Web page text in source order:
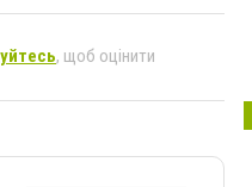
, щоб оцінити